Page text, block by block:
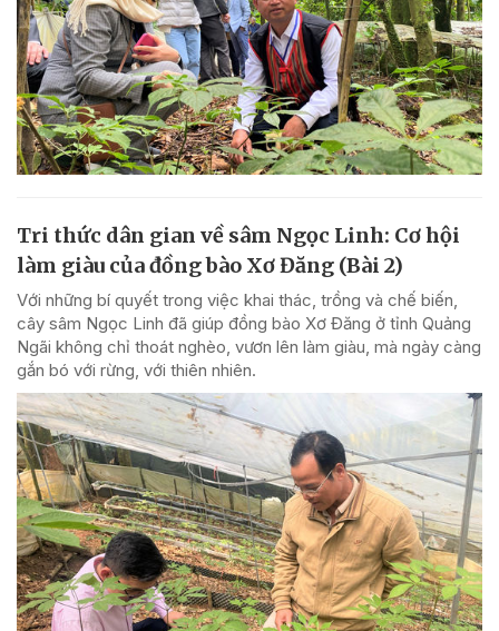
Tri thức dân gian về sâm Ngọc Linh: Cơ hội
làm giàu của đồng bào Xơ Đăng (Bài 2)
Với những bí quyết trong việc khai thác, trồng và chế biến,
cây sâm Ngọc Linh đã giúp đồng bào Xơ Đăng ở tỉnh Quảng
Ngãi không chỉ thoát nghèo, vươn lên làm giàu, mà ngày càng
gắn bó với rừng, với thiên nhiên.